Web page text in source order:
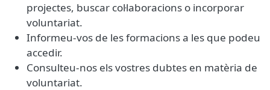
projectes, buscar col·laboracions o incorporar
voluntariat.
Informeu-vos de les formacions a les que podeu
accedir.
Consulteu-nos els vostres dubtes en matèria de
voluntariat.